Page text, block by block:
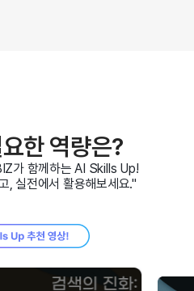
한 역량은?
가 함께하는 AI Skills Up!
, 실전에서 활용해보세요."